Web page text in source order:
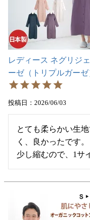
レディース ネグリジ
ーゼ（トリプルガーゼ
投稿日 2026/06/03
とても柔らかい生
く、良かったです。
少し縮むので、1サ